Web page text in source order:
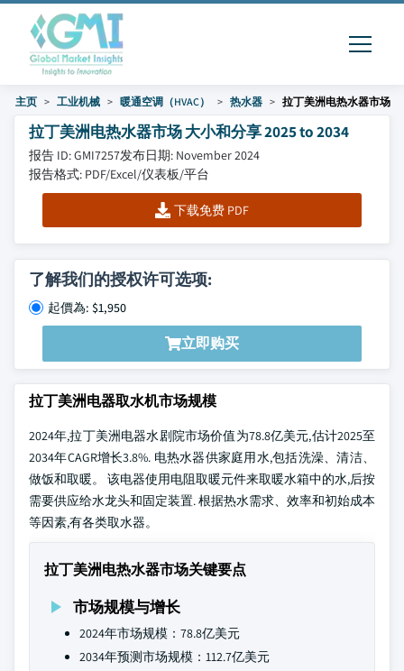
主页 工业机械 暖通空调（HVAC） 热水器 拉丁美洲电热水器市场
拉丁美洲电热水器市场 大小和分享 2025 to 2034
报告 ID: GMI7257发布日期: November 2024
报告格式: PDF/Excel/仪表板/平台
下载免费 PDF
了解我们的授权许可选项:
起價為: $1,950
立即购买
拉丁美洲电器取水机市场规模
2024年,拉丁美洲电器水剧院市场价值为78.8亿美元,估计2025至
2034年CAGR增长3.8%. 电热水器供家庭用水,包括洗澡、清洁、
做饭和取暖。 该电器使用电阻取暖元件来取暖水箱中的水,后按
需要供应给水龙头和固定装置. 根据热水需求、效率和初始成本
等因素,有各类取水器。
拉丁美洲电热水器市场关键要点
市场规模与增长
2024年市场规模：78.8亿美元
2034年预测市场规模：112.7亿美元